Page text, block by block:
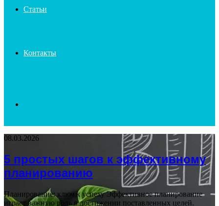
Статьи
Контакты
08.03.2026
5 простых шагов к эффективному
планированию
Планирование: ключ к успеху Эффективное планирование
играет важную роль в достижении поставленных целей.